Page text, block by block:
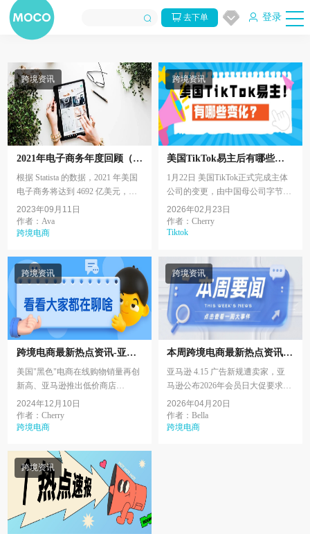
去下单 登录
跨境资讯
2021年电子商务年度回顾（美
国）
根据 Statista 的数据，2021 年美国
电子商务将达到 4692 亿美元，比
2020 年的 4316 亿美元有所增加。
2021 年第三季度，电子商务在美
国零售总额中的份...
2023年09月11日
作者：Ava
跨境电商
跨境资讯
美国TikTok易主后有哪些变
化值得关注?
1月22日 美国TikTok正式完成主体
公司的变更，由中国母公司字节跳
动（ByteDance）与美国投资方签
署协议，成立一家新的美国合资企
业接手营运。那么，...
2026年02月23日
作者：Cherry
Tiktok
跨境资讯
跨境电商最新热点资讯-亚马
逊TemuTikTok
美国"黑色"电商在线购物销量再创
新高、亚马逊推出低价商店
Amazon Haul、Temu全面开放美国
商家注册、TikTok与Lemon8实现内
容整合、亚马逊公布202...
2024年12月10日
作者：Cherry
跨境电商
跨境资讯
本周跨境电商最新热点资讯-
亚马逊eBayRedshop
亚马逊 4.15 广告新规遭卖家，亚
马逊公布2026年会员日大促要求，
eBay与Meta测试联盟营销合作计
划，Wise计划2026年Q2美国IPO，
小红书计划将于20...
2026年04月20日
作者：Bella
跨境电商
跨境资讯